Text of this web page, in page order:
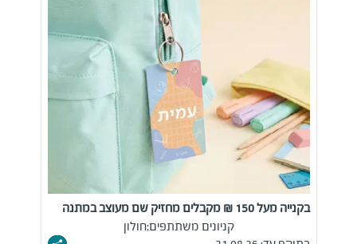
בקנייה מעל 150 ₪ מקבלים מחזיק שם מעוצב במתנה
קניונים משתתפים:חולון